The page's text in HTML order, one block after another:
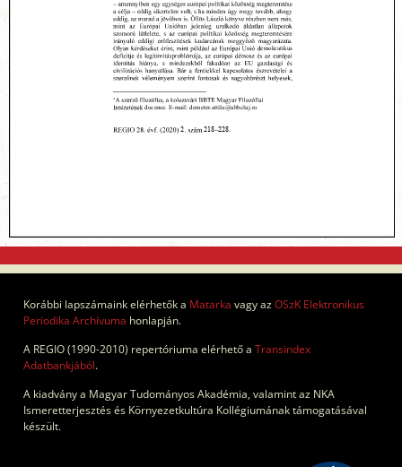
Korábbi lapszámaink elérhetők a Matarka vagy azOSzK Elektronikus
Periodika Archívuma honlapján.
A REGIO (1990-2010) repertóriuma elérhető a Transindex
Adatbankjából.
A kiadvány a Magyar Tudományos Akadémia, valamint az NKA
Ismeretterjesztés és Környezetkultúra Kollégiumának támogatásával
készült.